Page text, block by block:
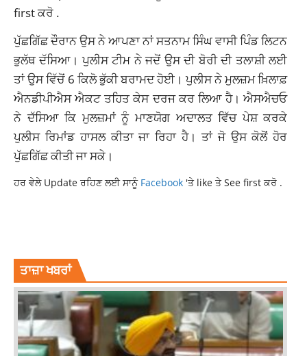
first ਕਰੋ .
ਪੁੱਛਗਿੱਛ ਦੌਰਾਨ ਉਸ ਨੇ ਆਪਣਾ ਨਾਂ ਸਤਨਾਮ ਸਿੰਘ ਵਾਸੀ ਪਿੰਡ ਲਿਟਨ
ਭੁਲੱਥ ਦੱਸਿਆ। ਪੁਲੀਸ ਟੀਮ ਨੇ ਜਦੋਂ ਉਸ ਦੀ ਬੋਰੀ ਦੀ ਤਲਾਸ਼ੀ ਲਈ
ਤਾਂ ਉਸ ਵਿੱਚੋਂ 6 ਕਿਲੋ ਭੁੱਕੀ ਬਰਾਮਦ ਹੋਈ। ਪੁਲੀਸ ਨੇ ਮੁਲਜ਼ਮ ਖ਼ਿਲਾਫ਼
ਐਨਡੀਪੀਐਸ ਐਕਟ ਤਹਿਤ ਕੇਸ ਦਰਜ ਕਰ ਲਿਆ ਹੈ। ਐਸਐਚਓ
ਨੇ ਦੱਸਿਆ ਕਿ ਮੁਲਜ਼ਮਾਂ ਨੂੰ ਮਾਣਯੋਗ ਅਦਾਲਤ ਵਿੱਚ ਪੇਸ਼ ਕਰਕੇ
ਪੁਲੀਸ ਰਿਮਾਂਡ ਹਾਸਲ ਕੀਤਾ ਜਾ ਰਿਹਾ ਹੈ। ਤਾਂ ਜੋ ਉਸ ਕੋਲੋਂ ਹੋਰ
ਪੁੱਛਗਿੱਛ ਕੀਤੀ ਜਾ ਸਕੇ।
ਹਰ ਵੇਲੇ Update ਰਹਿਣ ਲਈ ਸਾਨੂੰ Facebook 'ਤੇ like ਤੇ See first ਕਰੋ .
ਤਾਜ਼ਾ ਖਬਰਾਂ